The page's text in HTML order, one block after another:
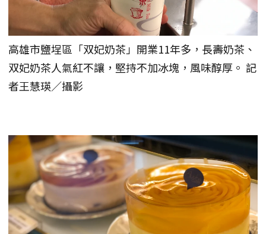
高雄市鹽埕區「双妃奶茶」開業11年多，長壽奶茶、
双妃奶茶人氣紅不讓，堅持不加冰塊，風味醇厚。 記
者王慧瑛／攝影